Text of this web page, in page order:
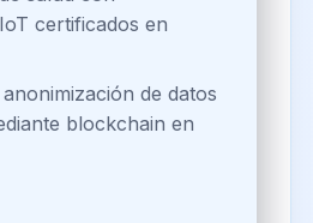
redes de
ciudadanía y clústeres.